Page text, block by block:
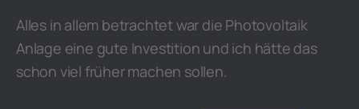
Alles in allem betrachtet war die Photovoltaik
Anlage eine gute Investition und ich hätte das
schon viel früher machen sollen.